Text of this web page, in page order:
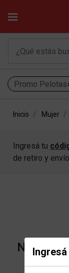
Promo Pelotas
Inicio Mujer
Ingresá tu
de retiro y
No